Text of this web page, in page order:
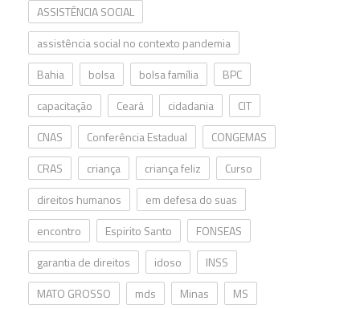
ASSISTÊNCIA SOCIAL
assistência social no contexto pandemia
Bahia
bolsa bolsa família
BPC
capacitação
Ceará cidadania
CIT
CNAS
Conferência Estadual
CONGEMAS
CRAS
criança criança feliz
Curso
direitos humanos
em defesa do suas
encontro
Espirito Santo
FONSEAS
garantia de direitos
idoso
INSS
MATO GROSSO
mds Minas
MS